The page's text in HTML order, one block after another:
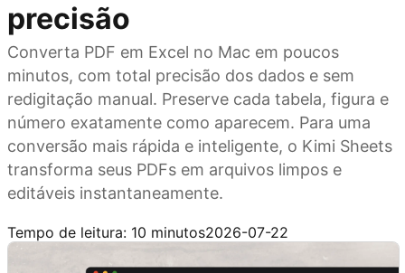
precisão
Converta PDF em Excel no Mac em poucos
minutos, com total precisão dos dados e sem
redigitação manual. Preserve cada tabela, figura e
número exatamente como aparecem. Para uma
conversão mais rápida e inteligente, o Kimi Sheets
transforma seus PDFs em arquivos limpos e
editáveis instantaneamente.
Tempo de leitura: 10 minutos2026-07-22